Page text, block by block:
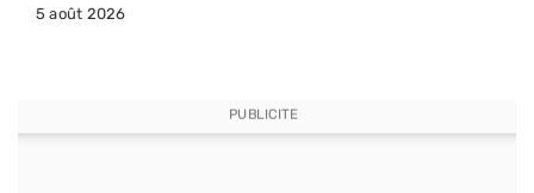
5 août 2026
PUBLICITE